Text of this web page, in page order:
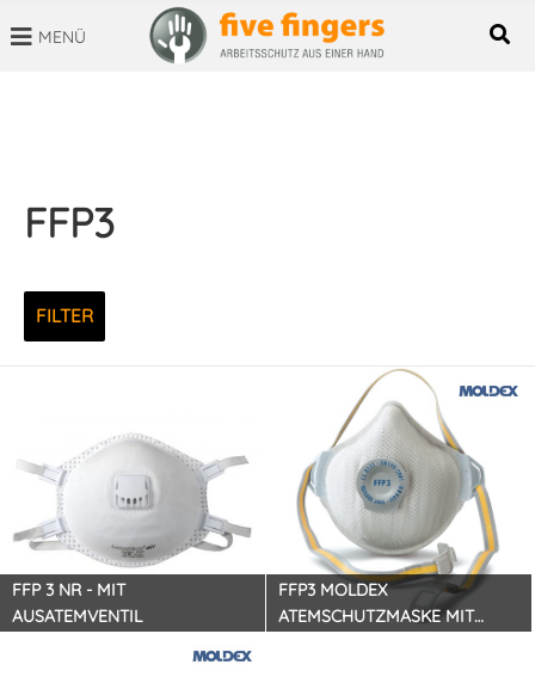
MENÜ
FFP3
FILTER
FFP 3 NR - MIT
AUSATEMVENTIL
FFP3 MOLDEX
ATEMSCHUTZMASKE MIT